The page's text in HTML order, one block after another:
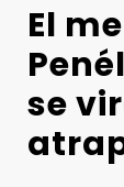
El
se